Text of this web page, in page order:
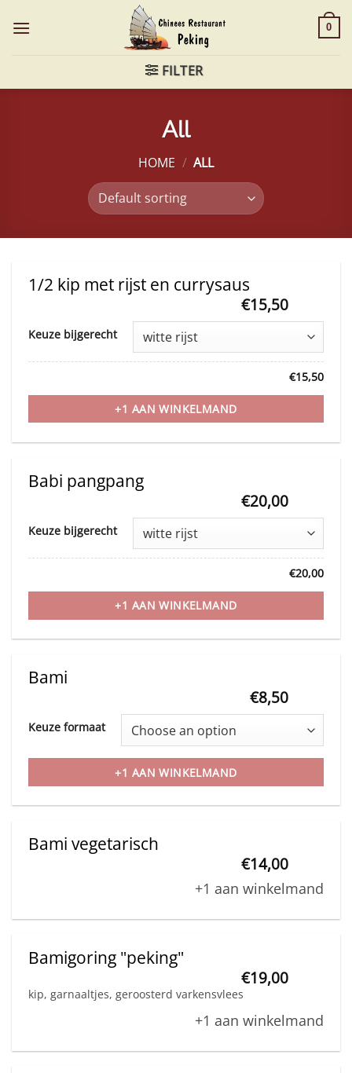
0
All
HOME / ALL
FILTER
1/2 kip met rijst en currysaus
€15,50
product
has
may
chosen
the
product
Keuze bijgerecht
€15,50
+1 AAN WINKELMAND
Babi pangpang
€20,00
product
has
may
chosen
the
product
page
Keuze bijgerecht
€20,00
+1 AAN WINKELMAND
Bami
€8,50
has
multiple
variants.
options
the
page
Keuze formaat
+1 AAN WINKELMAND
Bami vegetarisch
€14,00
+1 aan winkelmand
Bamigoring "peking"
€19,00
kip, garnaaltjes, geroosterd varkensvlees
+1 aan winkelmand